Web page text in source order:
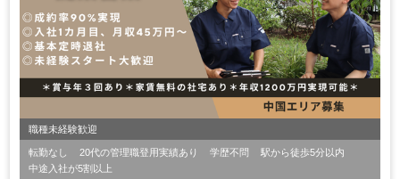
職種未経験歓迎
転勤なし 20代の管理職登用実績あり 学歴不問
駅から徒歩5分以内
中途入社が5割以上